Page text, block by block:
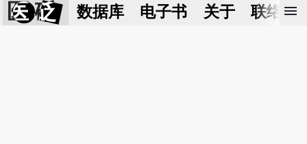
医 砭 数据库 电子书 关于 联络我
menu